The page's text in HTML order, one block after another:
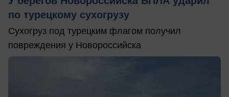
по турецкому сухогрузу
Сухогруз под турецким флагом получил
повреждения у Новороссийска